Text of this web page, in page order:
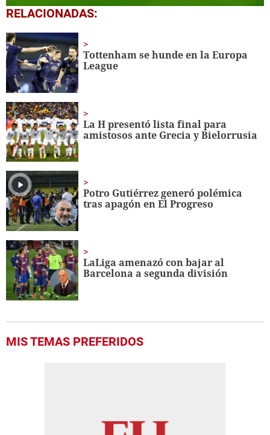
0
seconds
15
seconds
RELACIONADAS:
Tottenham se hunde en la Europa
League
La H presentó lista final para
amistosos ante Grecia y Bielorrusia
Potro Gutiérrez generó polémica
tras apagón en El Progreso
LaLiga amenazó con bajar al
Barcelona a segunda división
MIS TEMAS PREFERIDOS